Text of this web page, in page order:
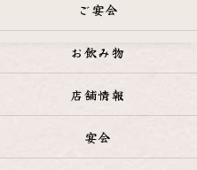
ご宴会
お飲み物
店舗情報
宴会